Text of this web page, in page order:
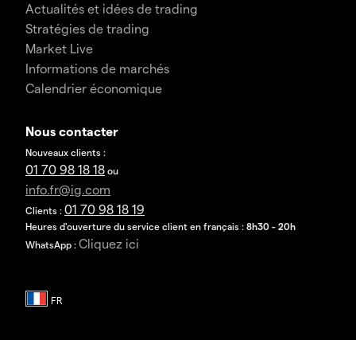
Actualités et idées de trading
Stratégies de trading
Market Live
Informations de marchés
Calendrier économique
Nous contacter
Nouveaux clients :
01 70 98 18 18 ou
info.fr@ig.com
Clients : 01 70 98 18 19
Heures d'ouverture du service client en français : 8h30 - 20h
WhatsApp : Cliquez ici